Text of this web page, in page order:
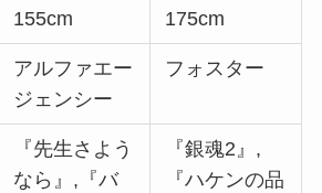
155cm 175cm
アルファエー
ジェンシー
フォスター
『先生さよう
なら』,『バ
『銀魂2』,
『ハケンの品